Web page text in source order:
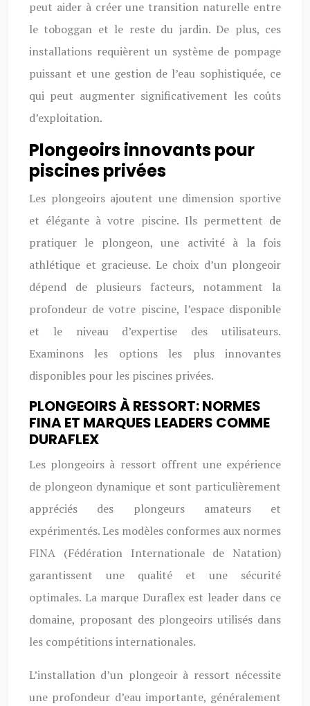
peut aider à créer une transition naturelle entre
le toboggan et le reste du jardin. De plus, ces
installations requièrent un système de pompage
puissant et une gestion de l’eau sophistiquée, ce
qui peut augmenter significativement les coûts
d’exploitation.
Plongeoirs innovants pour
piscines privées
Les plongeoirs ajoutent une dimension sportive
et élégante à votre piscine. Ils permettent de
pratiquer le plongeon, une activité à la fois
athlétique et gracieuse. Le choix d’un plongeoir
dépend de plusieurs facteurs, notamment la
profondeur de votre piscine, l’espace disponible
et le niveau d’expertise des utilisateurs.
Examinons les options les plus innovantes
disponibles pour les piscines privées.
PLONGEOIRS À RESSORT: NORMES
FINA ET MARQUES LEADERS COMME
DURAFLEX
Les plongeoirs à ressort offrent une expérience
de plongeon dynamique et sont particulièrement
appréciés des plongeurs amateurs et
expérimentés. Les modèles conformes aux normes
FINA (Fédération Internationale de Natation)
garantissent une qualité et une sécurité
optimales. La marque Duraflex est leader dans ce
domaine, proposant des plongeoirs utilisés dans
les compétitions internationales.
L’installation d’un plongeoir à ressort nécessite
une profondeur d’eau importante, généralement